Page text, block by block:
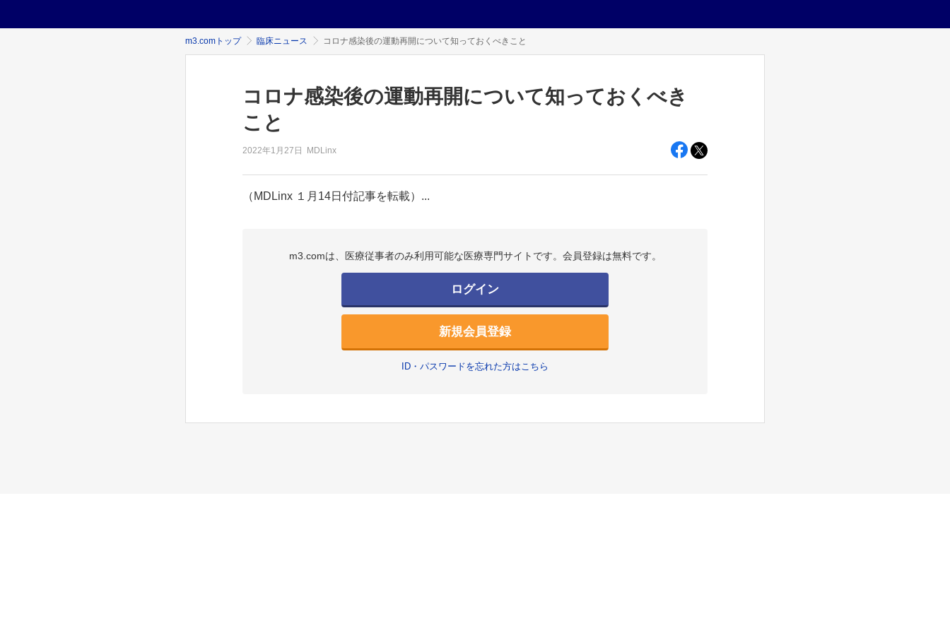
m3.comトップ 臨床ニュース コロナ感染後の運動再開について知っておくべきこと
コロナ感染後の運動再開について知っておくべき
こと
2022年1月27日 MDLinx
（MDLinx １月14日付記事を転載）...
m3.comは、医療従事者のみ利用可能な医療専門サイトです。会員登録は無料です。
ログイン
新規会員登録
ID・パスワードを忘れた方はこちら